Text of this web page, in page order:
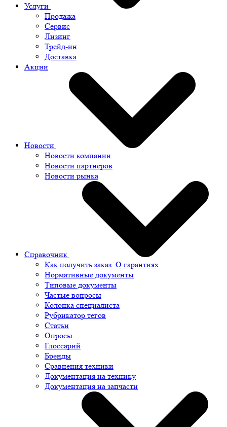
Услуги
Продажа
Сервис
Лизинг
Трейд-ин
Доставка
Акции
Новости
Новости компании
Новости партнеров
Новости рынка
Справочник
Как получить заказ. О гарантиях
Нормативные документы
Типовые документы
Частые вопросы
Колонка специалиста
Рубрикатор тегов
Статьи
Опросы
Глоссарий
Бренды
Сравнения техники
Документация на технику
Документация на запчасти